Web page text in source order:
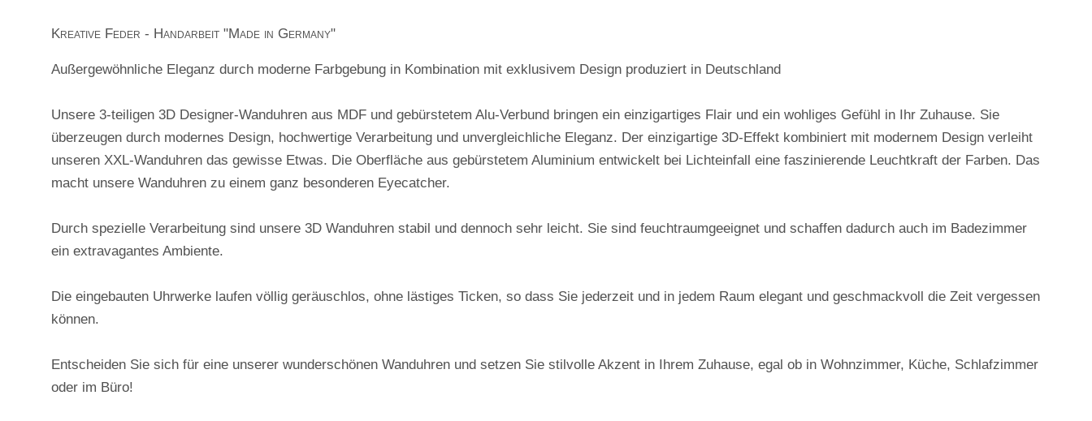
Kreative Feder - Handarbeit "Made in Germany"
Außergewöhnliche Eleganz durch moderne Farbgebung in Kombination mit exklusivem Design produziert in Deutschland
Unsere 3-teiligen 3D Designer-Wanduhren aus MDF und gebürstetem Alu-Verbund bringen ein einzigartiges Flair und ein wohliges Gefühl in Ihr Zuhause. Sie
überzeugen durch modernes Design, hochwertige Verarbeitung und unvergleichliche Eleganz. Der einzigartige 3D-Effekt kombiniert mit modernem Design verleiht
unseren XXL-Wanduhren das gewisse Etwas. Die Oberfläche aus gebürstetem Aluminium entwickelt bei Lichteinfall eine faszinierende Leuchtkraft der Farben. Das
macht unsere Wanduhren zu einem ganz besonderen Eyecatcher.
Durch spezielle Verarbeitung sind unsere 3D Wanduhren stabil und dennoch sehr leicht. Sie sind feuchtraumgeeignet und schaffen dadurch auch im Badezimmer
ein extravagantes Ambiente.
Die eingebauten Uhrwerke laufen völlig geräuschlos, ohne lästiges Ticken, so dass Sie jederzeit und in jedem Raum elegant und geschmackvoll die Zeit vergessen
können.
Entscheiden Sie sich für eine unserer wunderschönen Wanduhren und setzen Sie stilvolle Akzent in Ihrem Zuhause, egal ob in Wohnzimmer, Küche, Schlafzimmer
oder im Büro!